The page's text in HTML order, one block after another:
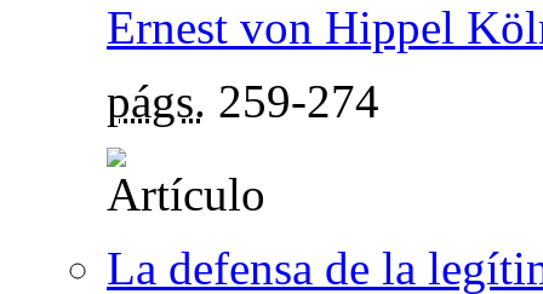
Ernest von Hippel
págs. 259-274
La defensa de la